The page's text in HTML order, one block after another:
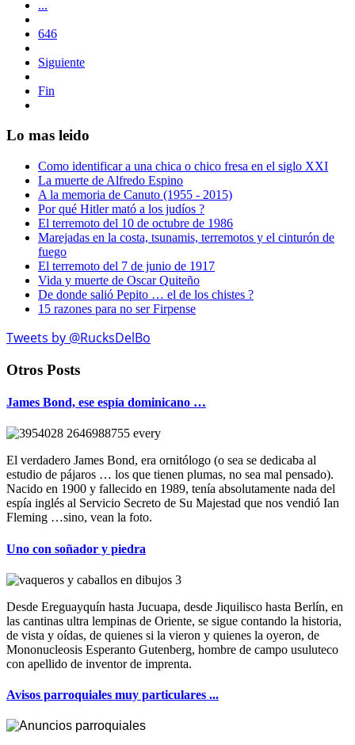
...
646
Siguiente
Fin
Lo mas leido
Como identificar a una chica o chico fresa en el siglo XXI
La muerte de Alfredo Espino
A la memoria de Canuto (1955 - 2015)
Por qué Hitler mató a los judíos ?
El terremoto del 10 de octubre de 1986
Marejadas en la costa, tsunamis, terremotos y el cinturón de
fuego
El terremoto del 7 de junio de 1917
Vida y muerte de Oscar Quiteño
De donde salió Pepito … el de los chistes ?
15 razones para no ser Firpense
Tweets by @RucksDelBo
Otros Posts
James Bond, ese espía dominicano …
El verdadero James Bond, era ornitólogo (o sea se dedicaba al
estudio de pájaros … los que tienen plumas, no sea mal pensado).
Nacido en 1900 y fallecido en 1989, tenía absolutamente nada del
espía inglés al Servicio Secreto de Su Majestad que nos vendió Ian
Fleming …sino, vean la foto.
Uno con soñador y piedra
Desde Ereguayquín hasta Jucuapa, desde Jiquilisco hasta Berlín, en
las cantinas ultra lempinas de Oriente, se sigue contando la historia,
de vista y oídas, de quienes si la vieron y quienes la oyeron, de
Mononucleosis Esperanto Gutenberg, hombre de campo usuluteco
con apellido de inventor de imprenta.
Avisos parroquiales muy particulares ...